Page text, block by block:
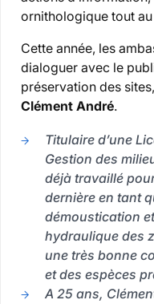
ornithologique tout au
Cette année, les
dialoguer avec le
préservation des
Clément André.
Titulaire d’une
Gestion des
déjà travaillé
dernière en tant
démoustication
hydraulique des
une très bonne
et des espèces
A 25 ans,